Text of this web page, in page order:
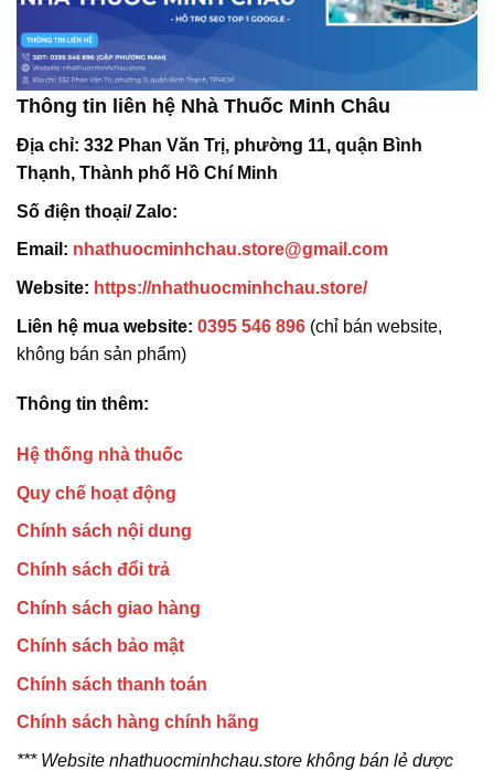
Thông tin liên hệ Nhà Thuốc Minh Châu
Địa chỉ: 332 Phan Văn Trị, phường 11, quận Bình
Thạnh, Thành phố Hồ Chí Minh
Số điện thoại/ Zalo:
Email: nhathuocminhchau.store@gmail.com
Website: https://nhathuocminhchau.store/
Liên hệ mua website: 0395 546 896 (chỉ bán website,
không bán sản phẩm)
Thông tin thêm:
Hệ thống nhà thuốc
Quy chế hoạt động
Chính sách nội dung
Chính sách đổi trả
Chính sách giao hàng
Chính sách bảo mật
Chính sách thanh toán
Chính sách hàng chính hãng
*** Website nhathuocminhchau.store không bán lẻ dược